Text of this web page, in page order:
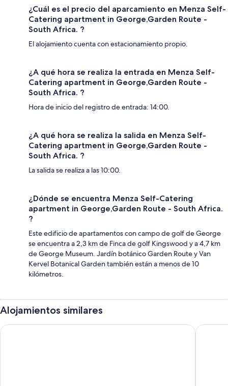
¿Cuál es el precio del aparcamiento en Menza Self-
Catering apartment in George,Garden Route -
South Africa. ?
El alojamiento cuenta con estacionamiento propio.
¿A qué hora se realiza la entrada en Menza Self-
Catering apartment in George,Garden Route -
South Africa. ?
Hora de inicio del registro de entrada: 14:00.
¿A qué hora se realiza la salida en Menza Self-
Catering apartment in George,Garden Route -
South Africa. ?
La salida se realiza a las 10:00.
¿Dónde se encuentra Menza Self-Catering
apartment in George,Garden Route - South Africa.
?
Este edificio de apartamentos con campo de golf de George
se encuentra a 2,3 km de Finca de golf Kingswood y a 4,7 km
de George Museum. Jardín botánico Garden Route y Van
Kervel Botanical Garden también están a menos de 10
kilómetros.
Alojamientos similares
ANEW Resort Wilderness Garden Route The Tops